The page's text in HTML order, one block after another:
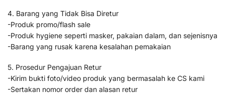
4. Barang yang Tidak Bisa Diretur
-Produk promo/flash sale
-Produk hygiene seperti masker, pakaian dalam, dan sejenisnya
-Barang yang rusak karena kesalahan pemakaian
5. Prosedur Pengajuan Retur
-Kirim bukti foto/video produk yang bermasalah ke CS kami
-Sertakan nomor order dan alasan retur